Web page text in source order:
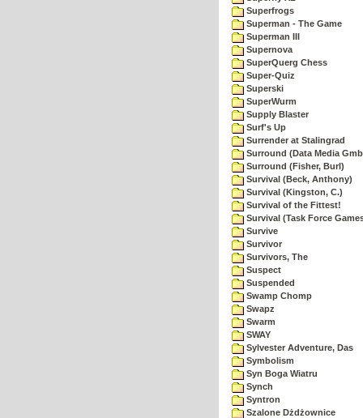
Superfrogs
Superman - The Game
Superman III
Supernova
SuperQuerg Chess
Super-Quiz
Superski
SuperWurm
Supply Blaster
Surf's Up
Surrender at Stalingrad
Surround (Data Media
Surround (Fisher, Burl)
Survival (Beck, Anthony)
Survival (Kingston, C.)
Survival of the Fittest!
Survival (Task Force
Survive
Survivor
Survivors, The
Suspect
Suspended
Swamp Chomp
Swapz
Swarm
SWAY
Sylvester Adventure, Das
Symbolism
Syn Boga Wiatru
Synch
Syntron
Szalone Dżdżownice